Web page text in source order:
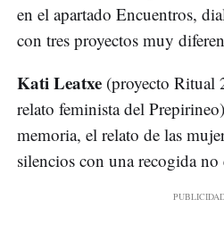
en el apartado Encuentros,
con tres proyectos muy
Kati Leatxe (proyecto Ritual
relato feminista del
memoria, el relato de las
silencios con una recogida no